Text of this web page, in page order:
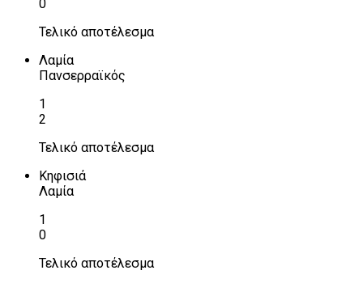
0
Τελικό αποτέλεσμα
Λαμία
Πανσερραϊκός
1
2
Τελικό αποτέλεσμα
Κηφισιά
Λαμία
1
0
Τελικό αποτέλεσμα